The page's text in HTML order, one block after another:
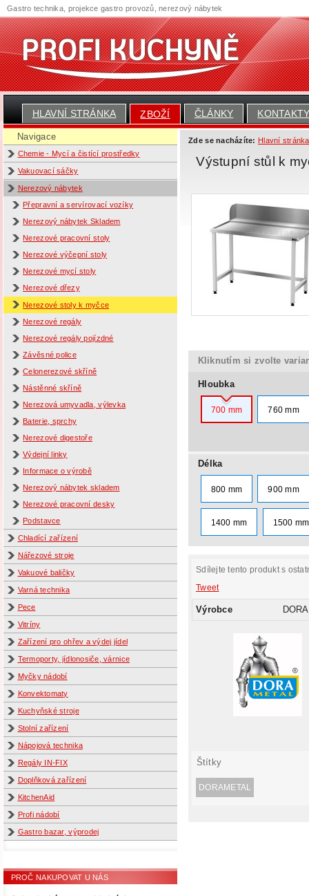
HLAVNÍ STRÁNKA ZBOŽÍ ČLÁNKY
Navigace
Chemie - Mycí a čistící prostředky
Vakuovací sáčky
Nerezový nábytek
Přepravní a servírovací vozíky
Nerezový nábytek Skladem
Nerezové pracovní stoly
Nerezové výčepní stoly
Nerezové mycí stoly
Nerezové dřezy
Nerezové stoly k myčce
Nerezové regály
Nerezové regály pojízdné
Závěsné police
Celonerezové skříně
Nástěnné skříně
Nerezová umyvadla, výlevka
Baterie, sprchy
Nerezové digestoře
Výdejní linky
Informace o výrobě
Nerezový nábytek skladem
Nerezové pracovní desky
Podstavce
Chladící zařízení
Nářezové stroje
Vakuové baličky
Varná technika
Pece
Vitríny
Zařízení pro ohřev a výdej jídel
Termoporty, jídlonosiče, várnice
Myčky nádobí
Konvektomaty
Kuchyňské stroje
Stolní zařízení
Nápojová technika
Regály IN-FIX
Doplňková zařízení
KitchenAid
Profi nádobí
Gastro bazar, výprodej
PROČ NAKUPOVAT U NÁS
Zde se nacházíte: Hlavní stránka
Výstupní stůl k
Kliknutím si zvolte
Hloubka
700 mm 760 mm
Délka
800 mm 900 mm
1400 mm 1500 mm
Sdílejte tento produkt s
Tweet
Výrobce
Štítky
DORAMETAL
Gastro technika, projekce gastro provozů, nerezový nábytek